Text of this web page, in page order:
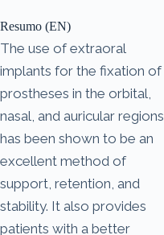
Resumo (EN)
The use of extraoral
implants for the fixation of
prostheses in the orbital,
nasal, and auricular regions
has been shown to be an
excellent method of
support, retention, and
stability. It also provides
patients with a better